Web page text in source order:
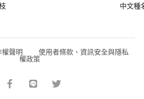
中文種
聲明 使用者條款、資訊安全與隱私
權政策